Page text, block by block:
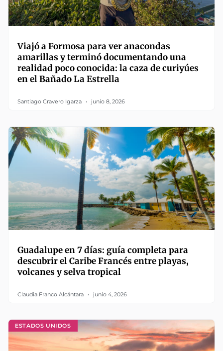
Viajó a Formosa para ver anacondas
amarillas y terminó documentando una
realidad poco conocida: la caza de curiyúes
en el Bañado La Estrella
Santiago Cravero Igarza junio 8, 2026
Guadalupe en 7 días: guía completa para
descubrir el Caribe Francés entre playas,
volcanes y selva tropical
Claudia Franco Alcántara junio 4, 2026
ESTADOS UNIDOS